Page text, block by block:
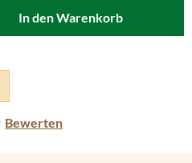
Bewerten
In den Warenkorb